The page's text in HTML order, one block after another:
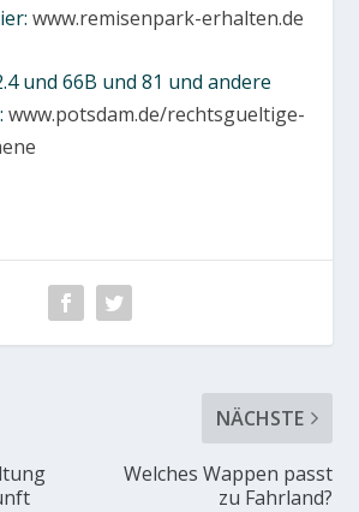
www.remisenpark-erhalten.de
und 66B und 81 und andere
www.potsdam.de/rechtsgueltige-
NÄCHSTE
Welches Wappen passt
zu Fahrland?